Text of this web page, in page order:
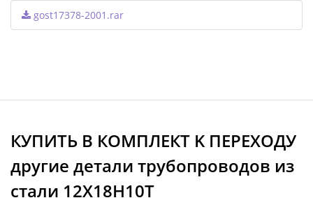
gost17378-2001.rar
КУПИТЬ В КОМПЛЕКТ K ПЕРЕХОДУ
другие детали трубопроводов из
стали 12Х18Н10Т